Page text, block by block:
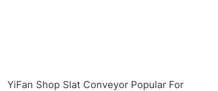
YiFan Shop Slat Conveyor Popular For